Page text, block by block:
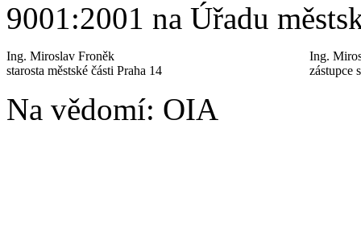
9001:2001 na Úřadu
Ing. Miroslav Froněk
Ing.
starosta městské části Praha 14
zástupce
Na vědomí: OIA